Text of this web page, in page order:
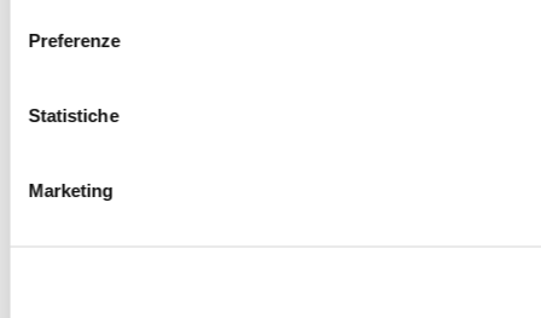
Preferenze
Statistiche
Marketing
l'ASC (Aprilia Slide Control), regolabile su 3 livelli indipendenti.